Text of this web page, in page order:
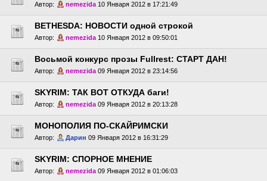
Автор: nemezida 10 Января 2012 в 17:21:49
BETHESDA: НОВОСТИ одной строкой
Автор: nemezida 10 Января 2012 в 09:50:01
Восьмой конкурс прозы Fullrest: СТАРТ ДАН!
Автор: nemezida 09 Января 2012 в 23:14:56
SKYRIM: ТАК ВОТ ОТКУДА баги!
Автор: nemezida 09 Января 2012 в 20:13:28
МОНОПОЛИЯ ПО-СКАЙРИМСКИ
Автор: Дарин 09 Января 2012 в 16:31:29
SKYRIM: СПОРНОЕ МНЕНИЕ
Автор: nemezida 09 Января 2012 в 01:06:03